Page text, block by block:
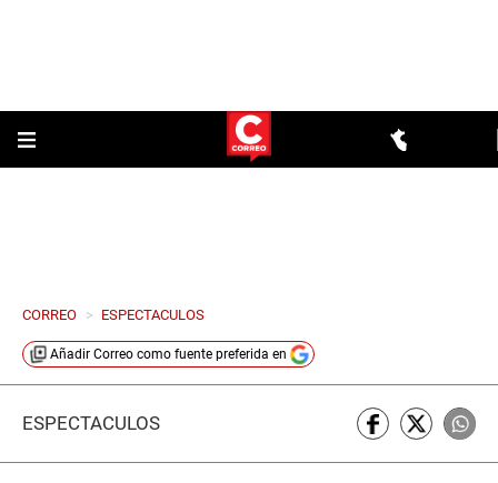
CORREO > ESPECTACULOS
Añadir Correo como fuente preferida en
ESPECTÁCULOS